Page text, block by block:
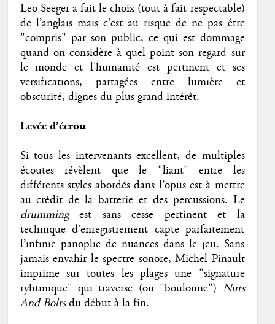
Leo Seeger a fait le choix (tout à fait respectable)
de l’anglais mais c’est au risque de ne pas être
"compris" par son public, ce qui est dommage
quand on considère à quel point son regard sur
le monde et l'humanité est pertinent et ses
versifications, partagées entre lumière et
obscurité, dignes du plus grand intérêt.
Levée d’écrou
Si tous les intervenants excellent, de multiples
écoutes révèlent que le "liant" entre les
différents styles abordés dans l’opus est à mettre
au crédit de la batterie et des percussions. Le
drummingest sans cesse pertinent et la
technique d’enregistrement capte parfaitement
l’infinie panoplie de nuances dans le jeu. Sans
jamais envahir le spectre sonore, Michel Pinault
imprime sur toutes les plages une "signature
ryhtmique" qui traverse (ou "boulonne") Nuts
And Boltsdu début à la fin.